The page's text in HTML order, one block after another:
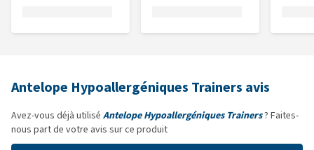
Antelope Hypoallergéniques Trainers avis
Avez-vous déjà utilisé Antelope Hypoallergéniques Trainers? Faites-
nous part de votre avis sur ce produit